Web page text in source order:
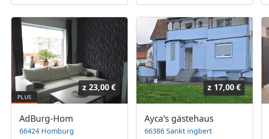
z 23,00 €
AdBurg-Hom
66424 Homburg
z 17,00 €
Ayca's gästehaus
66386 Sankt ingbert